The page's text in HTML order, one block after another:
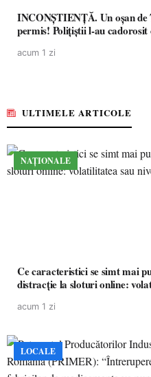
INCONȘTIENȚĂ. Un oșan
permis! Polițiștii l-au cadorosit
acum 1 zi
ULTIMELE ARTICOLE
NAȚIONALE
Ce caracteristici se simt mai
distracție la sloturi online:
acum 1 zi
LOCALE